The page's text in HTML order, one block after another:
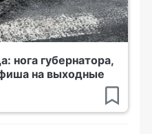
нога губернатора,
на выходные